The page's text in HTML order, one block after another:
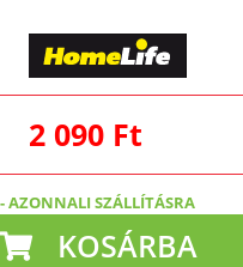
2 090 Ft
-AZONNALI SZÁLLÍTÁSRA
KOSÁRBA